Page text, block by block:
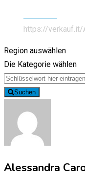
https://verkauf.it/
Region auswählen
Die Kategorie wählen
Suchen
Alessandra